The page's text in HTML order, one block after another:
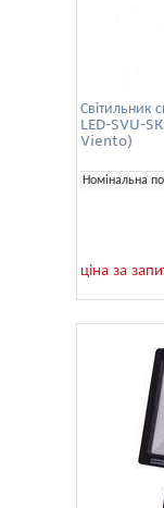
Світильник
LED-SVU-
Viento)
Номінальна
ціна за